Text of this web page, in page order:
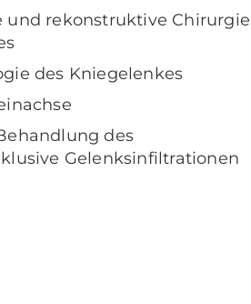
und rekonstruktive Chirurgie
des Kniegelenkes
des
Gelenksinfiltrationen